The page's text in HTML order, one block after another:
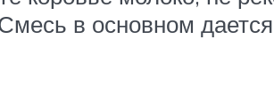
в основном